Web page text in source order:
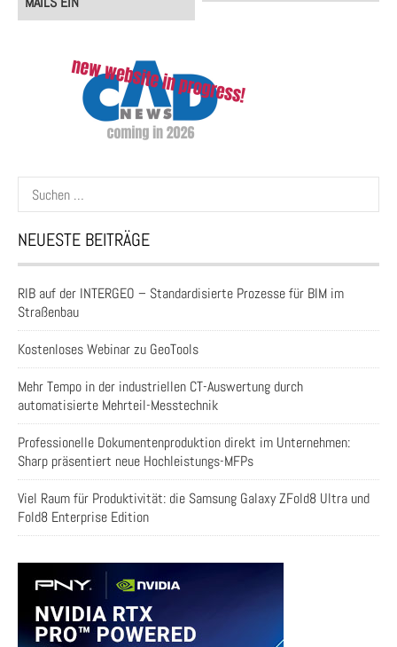
Suchen
nach:
NEUESTE BEITRÄGE
RIB auf der INTERGEO – Standardisierte Prozesse für BIM im
Straßenbau
Kostenloses Webinar zu GeoTools
Mehr Tempo in der industriellen CT-Auswertung durch
automatisierte Mehrteil-Messtechnik
Professionelle Dokumentenproduktion direkt im Unternehmen:
Sharp präsentiert neue Hochleistungs-MFPs
Viel Raum für Produktivität: die Samsung Galaxy ZFold8 Ultra und
Fold8 Enterprise Edition